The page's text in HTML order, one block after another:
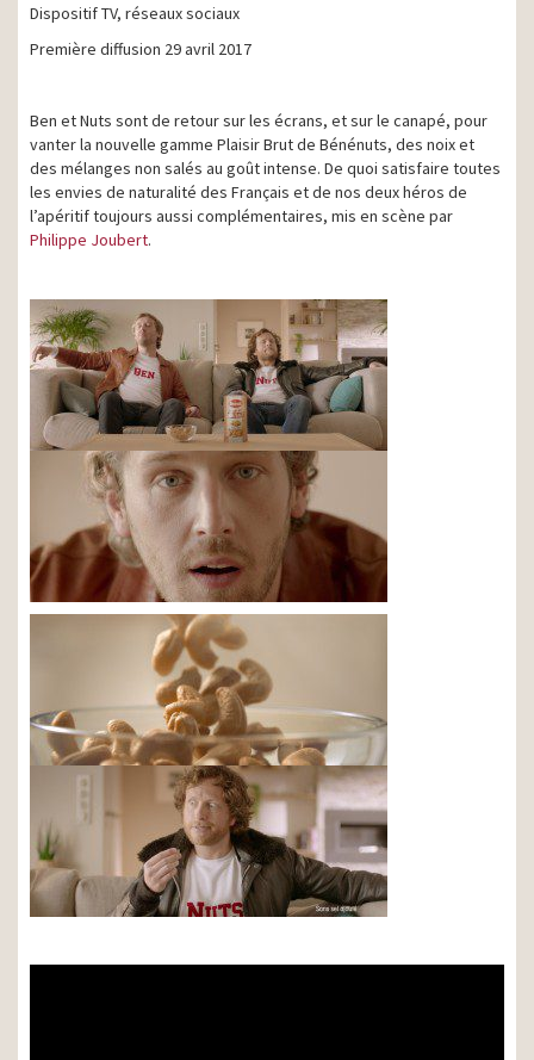
Dispositif TV, réseaux sociaux
Première diffusion 29 avril 2017
Ben et Nuts sont de retour sur les écrans, et sur le canapé, pour
vanter la nouvelle gamme Plaisir Brut de Bénénuts, des noix et
des mélanges non salés au goût intense. De quoi satisfaire toutes
les envies de naturalité des Français et de nos deux héros de
l’apéritif toujours aussi complémentaires, mis en scène par
Philippe Joubert.